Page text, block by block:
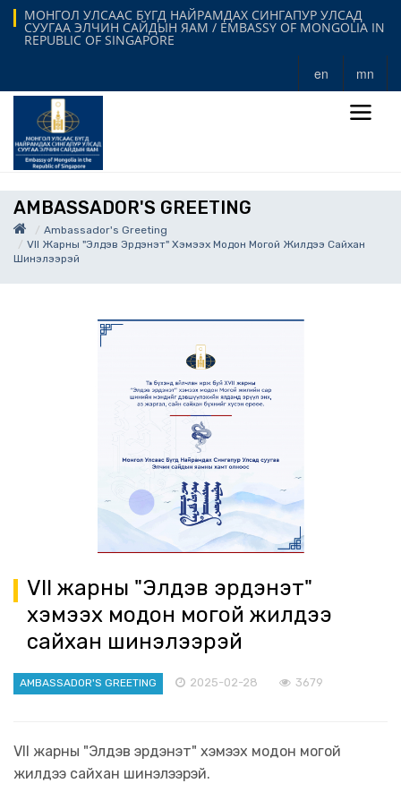
МОНГОЛ УЛСААС БҮГД НАЙРАМДАХ СИНГАПУР УЛСАД
СУУГАА ЭЛЧИН САЙДЫН ЯАМ / EMBASSY OF MONGOLIA IN
REPUBLIC OF SINGAPORE
en mn
AMBASSADOR'S GREETING
Ambassador's Greeting
VII Жарны "Элдэв Эрдэнэт" Хэмээх Модон Могой Жилдээ Сайхан
Шинэлээрэй
VII жарны "Элдэв эрдэнэт"
хэмээх модон могой жилдээ
сайхан шинэлээрэй
AMBASSADOR'S GREETING 2025-02-28 3679
VII жарны "Элдэв эрдэнэт" хэмээх модон могой
жилдээ сайхан шинэлээрэй.